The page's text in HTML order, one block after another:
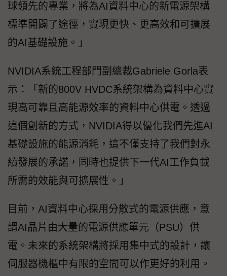
球領先的專業，將為AI資料中心的新電源架構
標準開闢了途徑，實現更快、更高效和可擴展
的AI基礎設施。」
NVIDIA系統工程部門副總裁Gabriele Gorla表
示：「新的800V HVDC系統架構為資料中心實
現高可靠且高能源效率的資料中心供電。透過
這個創新的方式，NVIDIA得以優化我們先進AI
基礎設施的能源消耗，這不僅支持了我們對永
續發展的承諾，同時也提供下一代AI工作負載
所需的效能與可擴展性。」
目前，AI資料中心採用分散式的電源供應，意
謂AI晶片由大量的電源供應單元（PSU）供
電。未來的系統架構將採用集中式的設計，讓
伺服器機櫃中有限的空間可以作更好的利用。